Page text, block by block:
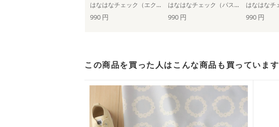
はなはなチェック（エクリュ×レッド） はなはなチェック（パステルピンク×ホワイト）
990 円 990 円 990 円
この商品を買った人はこんな商品も買っています